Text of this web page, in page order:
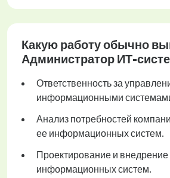
Какую работу обычно
Администратор ИТ-
Ответственность за
информационными
Анализ потребностей
ее информационных систем.
Проектирование и внедрение
информационных систем.